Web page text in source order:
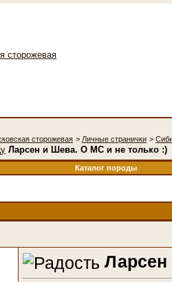
сторожевая > Личные странички >
Ларсен и Шева. О МС и не только :)
Каталог породы